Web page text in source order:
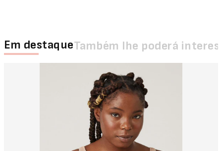
Em destaqueTambém lhe poderá